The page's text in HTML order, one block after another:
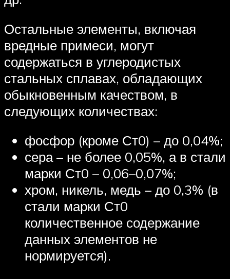
Остальные элементы, включая
вредные примеси, могут
содержаться в углеродистых
стальных сплавах, обладающих
обыкновенным качеством, в
следующих количествах:
фосфор (кроме Ст0) – до 0,04%;
сера – не более 0,05%, а в стали
марки Ст0 – 0,06–0,07%;
хром, никель, медь – до 0,3% (в
стали марки Ст0
количественное содержание
данных элементов не
нормируется).